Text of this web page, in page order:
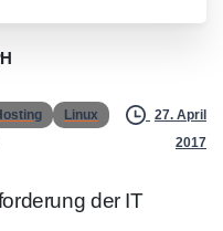
Linux
27. April
2017
der IT